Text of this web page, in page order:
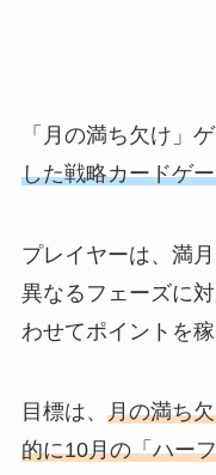
「月の満ち欠け」ゲ
した戦略カードゲ
プレイヤーは、満
異なるフェーズに
わせてポイントを稼
目標は、 月の満ち
的に10月の「ハー